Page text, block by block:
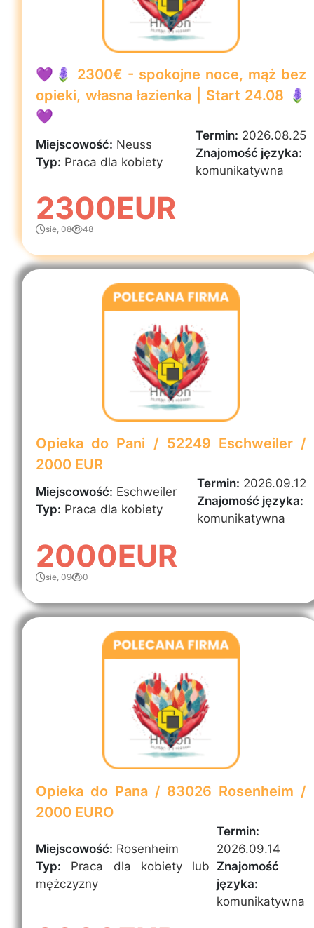
💜🪻 2300€ - spokojne noce, mąż bez
opieki, własna łazienka | Start 24.08 🪻
💜
Miejscowość: Neuss
Typ: Praca dla kobiety
Termin: 2026.08.25
Znajomość języka:
komunikatywna
2300EUR
sie, 08 48
Opieka do Pani / 52249 Eschweiler /
2000 EUR
Miejscowość: Eschweiler
Typ: Praca dla kobiety
Termin: 2026.09.12
Znajomość języka:
komunikatywna
2000EUR
sie, 09 0
Opieka do Pana / 83026 Rosenheim /
2000 EURO
Miejscowość: Rosenheim
Typ:
Praca dla kobiety lub
mężczyzny
Termin:
2026.09.14
Znajomość
języka:
komunikatywna